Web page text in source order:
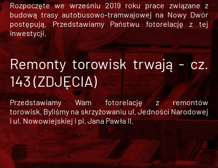
Rozpoczęte we wrześniu 2019 roku prace związane z
budową trasy autobusowo-tramwajowej na Nowy Dwór
postępują. Przedstawiamy Państwu fotorelację z tej
inwestycji.
Remonty torowisk trwają - cz.
143 (ZDJĘCIA)
Przedstawiamy Wam fotorelację z remontów
torowisk. Byliśmy na skrzyżowaniu ul. Jedności Narodowej
i ul. Nowowiejskiej i pl. Jana Pawła II.